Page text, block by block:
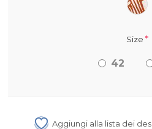
Size *
42
Aggiungi alla lista dei